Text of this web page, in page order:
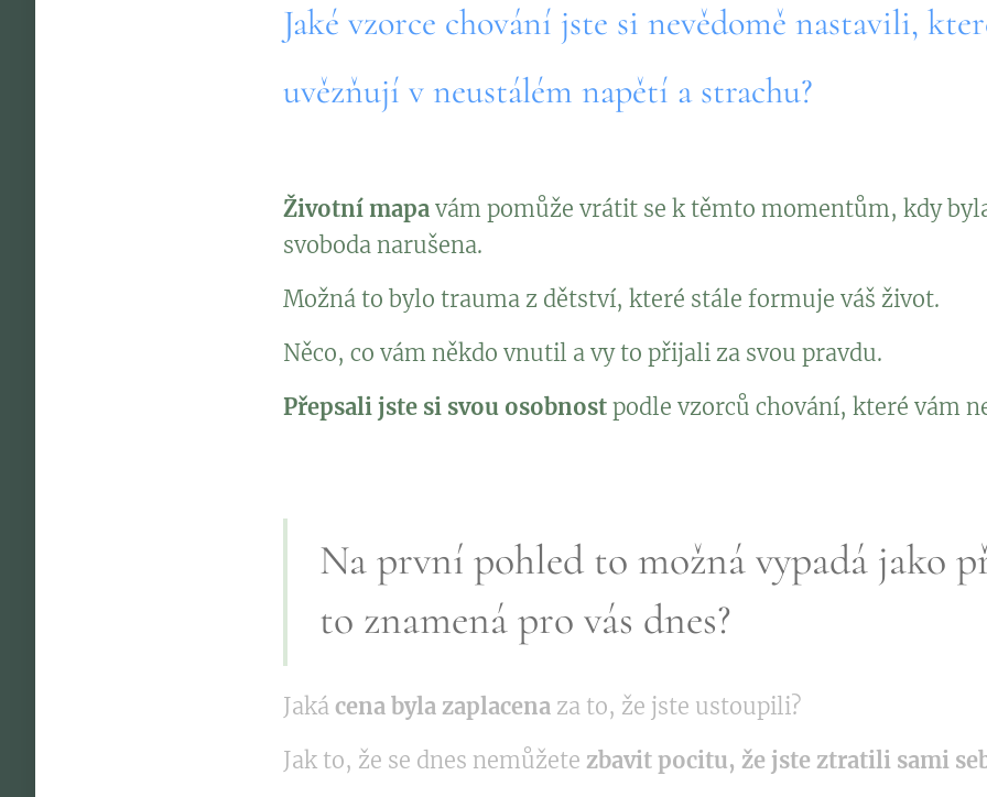
Jaké vzorce chování jste si nevědomě nastavili,
uvězňují v neustálém napětí a strachu?
Životní mapa vám pomůže vrátit se k těmto momentům, kdy
svoboda narušena.
Možná to bylo trauma z dětství, které stále formuje váš život.
Něco, co vám někdo vnutil a vy to přijali za svou pravdu.
Přepsali jste si svou osobnost podle vzorců chování, které vám
Na první pohled to možná vypadá jako
to znamená pro vás dnes?
Jaká cena byla zaplacena za to, že jste ustoupili?
Jak to, že se dnes nemůžete zbavit pocitu, že jste ztratili sami